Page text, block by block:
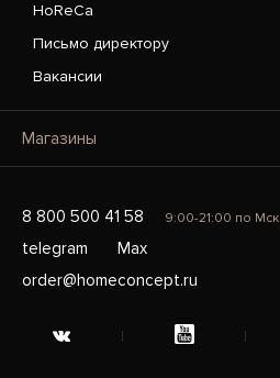
HoReCa
Письмо директору
Вакансии
Магазины
8 800 500 41 58 9:00-21:00 по Мск
telegram
Max
order@homeconcept.ru